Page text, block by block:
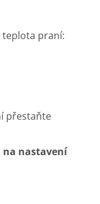
teplota praní:
přestaňte
na nastavení